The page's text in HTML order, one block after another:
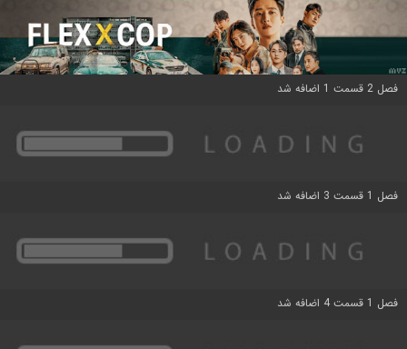
فصل 2 قسمت 1 اضافه شد
فصل 1 قسمت 3 اضافه شد
فصل 1 قسمت 4 اضافه شد